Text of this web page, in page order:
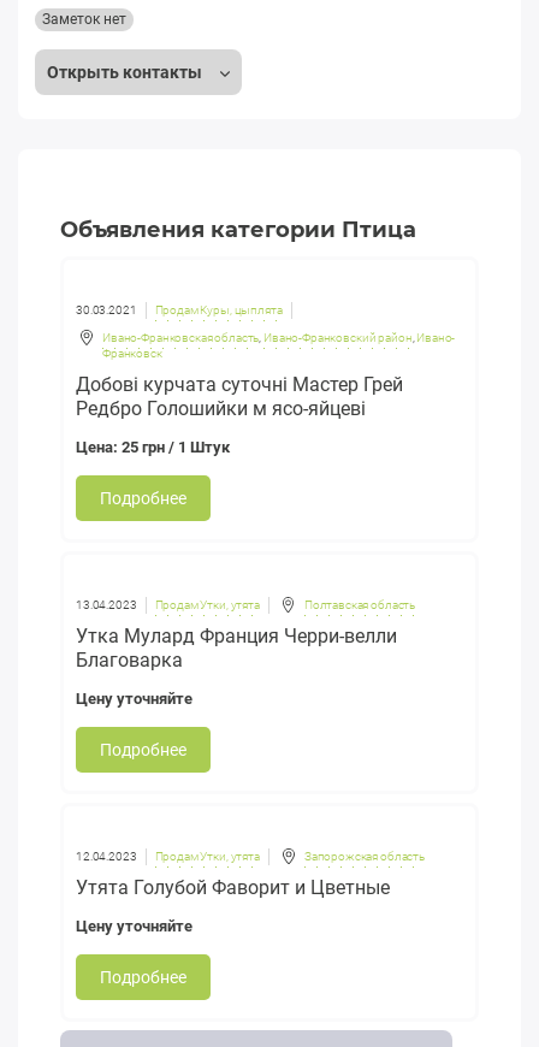
Открыть контакты
Заметок нет
Объявления категории Птица
30.03.2021 Продам Куры, цыплята
Ивано-Франковская область Ивано-Франковский район Ивано-
Франковск
Добові курчата суточні Мастер Грей
Редбро Голошийки м ясо-яйцеві
Цена: 25 грн / 1 Штук
Подробнее
13.04.2023 Продам Утки, утята Полтавская область
Утка Мулард Франция Черри-велли
Благоварка
Цену уточняйте
Подробнее
12.04.2023 Продам Утки, утята Запорожская область
Утята Голубой Фаворит и Цветные
Цену уточняйте
Подробнее